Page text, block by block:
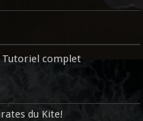
Tutoriel complet
du Kite!